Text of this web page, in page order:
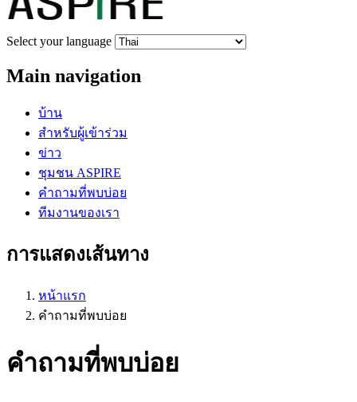
Select your language
Main navigation
บ้าน
สำหรับผู้เข้าร่วม
ข่าว
ชุมชน ASPIRE
คำถามที่พบบ่อย
ทีมงานของเรา
การแสดงเส้นทาง
หน้าแรก
คำถามที่พบบ่อย
คำถามที่พบบ่อย